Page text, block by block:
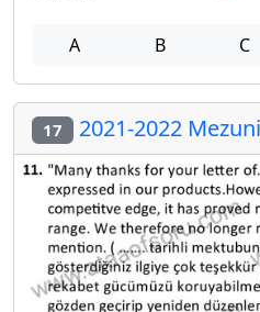
A B C
17 2021-2022